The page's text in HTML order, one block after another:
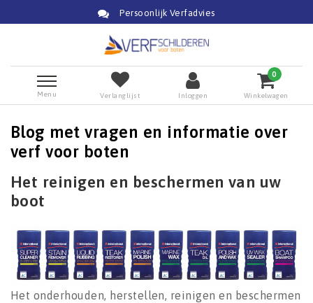
Persoonlijk Verfadvies
Menu Verlanglijst Inloggen
0
Winkelwagen
Blog met vragen en informatie over
verf voor boten
Het reinigen en beschermen van uw
boot
Het onderhouden, herstellen, reinigen en beschermen